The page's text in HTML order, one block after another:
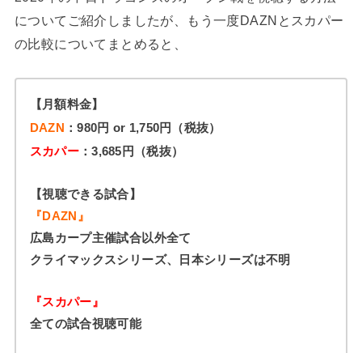
についてご紹介しましたが、もう一度DAZNとスカパー
の比較についてまとめると、
【月額料金】
DAZN ：980円 or 1,750円（税抜）
スカパー：3,685円（税抜）
【視聴できる試合】
『DAZN』
広島カープ主催試合以外全て
クライマックスシリーズ、日本シリーズは不明
『スカパー』
全ての試合視聴可能